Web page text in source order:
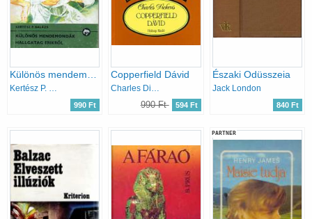
Kertész P. Balázs
990 Ft
Copperfield Dávid
Charles Dickens
990 Ft 594 Ft
Északi Odüsszeia
Jack London
840 Ft
PARTNER